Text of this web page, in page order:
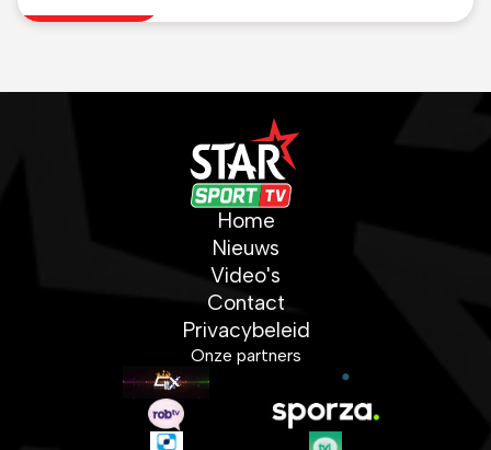
Home
Nieuws
Video's
Contact
Privacybeleid
Onze partners